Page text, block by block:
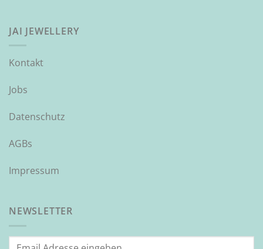
JAI JEWELLERY
Kontakt
Jobs
Datenschutz
AGBs
Impressum
NEWSLETTER